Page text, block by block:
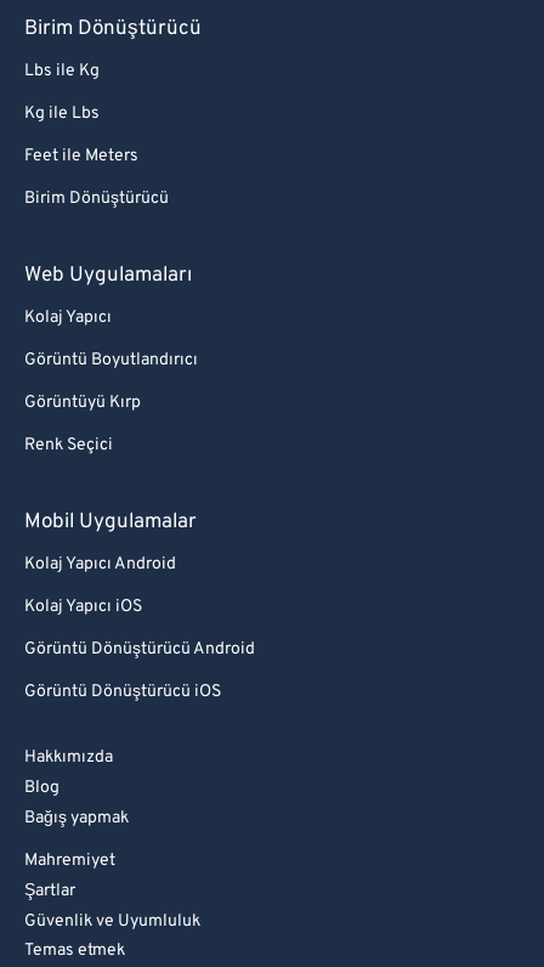
Birim Dönüştürücü
Lbs ile Kg
Kg ile Lbs
Feet ile Meters
Birim Dönüştürücü
Web Uygulamaları
Kolaj Yapıcı
Görüntü Boyutlandırıcı
Görüntüyü Kırp
Renk Seçici
Mobil Uygulamalar
Kolaj Yapıcı Android
Kolaj Yapıcı iOS
Görüntü Dönüştürücü Android
Görüntü Dönüştürücü iOS
Hakkımızda
Blog
Bağış yapmak
Mahremiyet
Şartlar
Güvenlik ve Uyumluluk
Temas etmek